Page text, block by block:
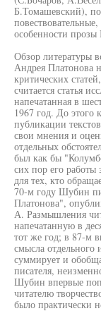
Б.Томашевский),
особенности прозы
Обзор литературы
Андрея Платонова
критических
считается статья
напечатанная в
1967 год. До этого
публикации
свои мнения и
отдельных
был как бы
сих пор его работы
для тех, кто
70-м году Шубин
Платонова",
А. Размышления
напечатанную в
тот же год; в 87-м
смысла отдельного
суммирует и
писателя,
Шубин впервые
читателю
было практически